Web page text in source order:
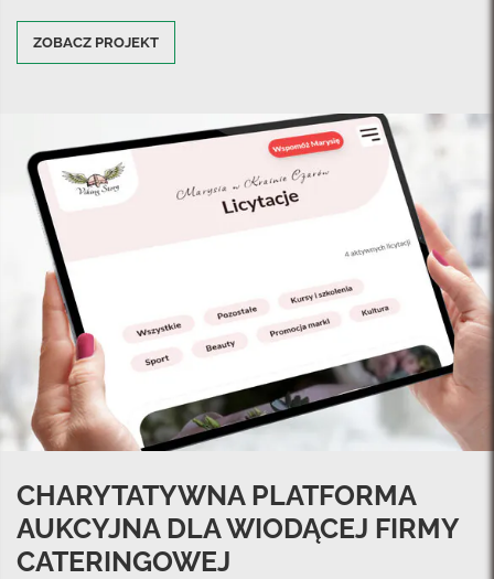
ZOBACZ PROJEKT
CHARYTATYWNA PLATFORMA
AUKCYJNA DLA WIODĄCEJ FIRMY
CATERINGOWEJ